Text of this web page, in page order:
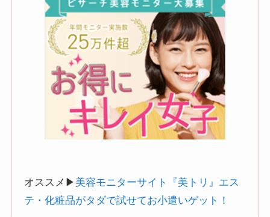
オススメ▶︎ 美容モニターサイト『美トリ』エス
テ・化粧品がタダで試せてお小遣いゲット！